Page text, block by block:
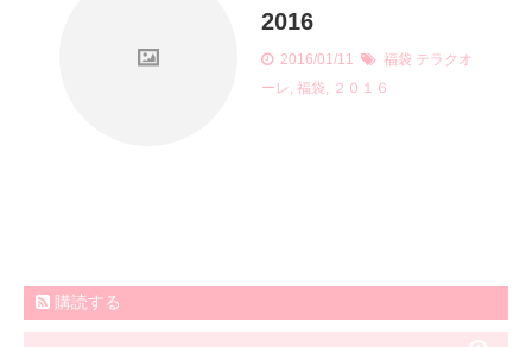
2016
2016/01/11 福袋 テラクオ
ーレ, 福袋, ２０１６
購読する